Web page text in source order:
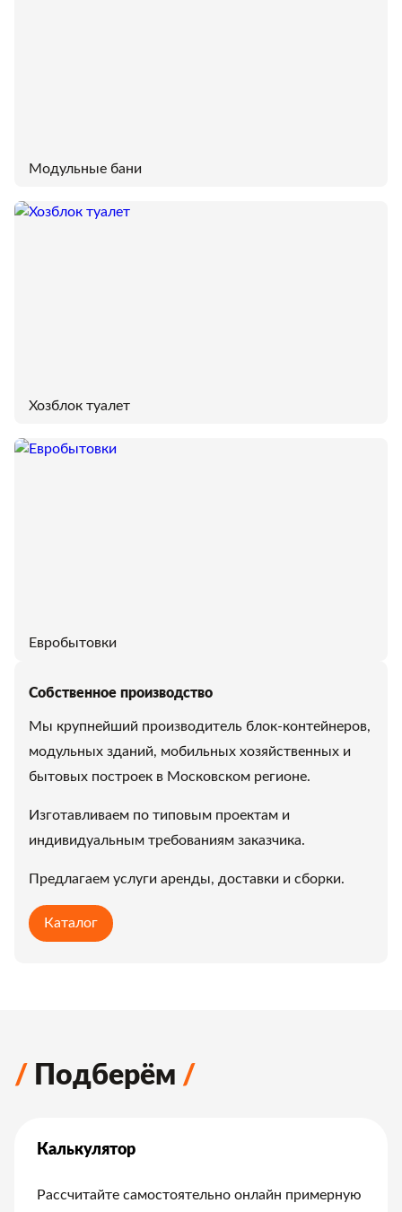
Модульные бани
Хозблок туалет
Евробытовки
Собственное производство
Мы крупнейший производитель блок-контейнеров,
модульных зданий, мобильных хозяйственных и
бытовых построек в Московском регионе.
Изготавливаем по типовым проектам и
индивидуальным требованиям заказчика.
Предлагаем услуги аренды, доставки и сборки.
Каталог
Подберём
Калькулятор
Рассчитайте самостоятельно онлайн примерную